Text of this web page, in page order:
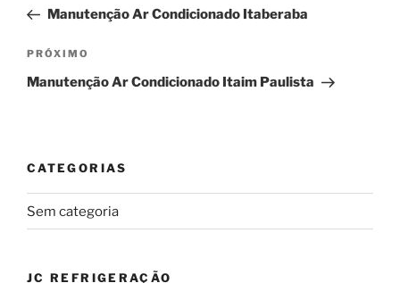
Post
anterior
Manutenção Ar Condicionado Itaberaba
Próximo
post
PRÓXIMO
Manutenção Ar Condicionado Itaim Paulista
CATEGORIAS
Sem categoria
JC REFRIGERAÇÃO